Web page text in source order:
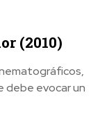
(2010)
debe evocar un